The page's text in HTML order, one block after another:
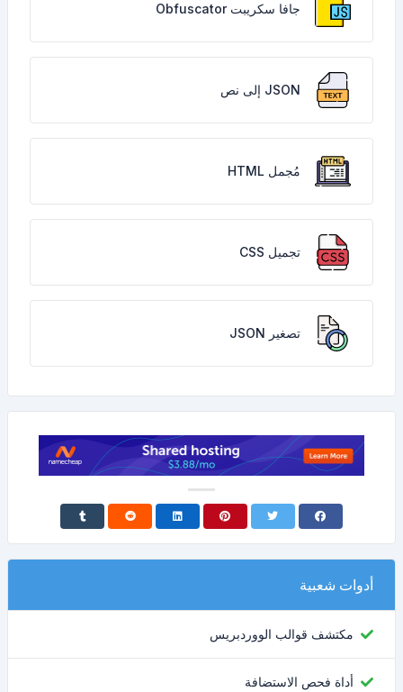
جافا سكريبت Obfuscator
JSON إلى نص
مُجمل HTML
تجميل CSS
تصغير JSON
أدوات شعبية
مكتشف قوالب الووردبريس
أداة فحص الاستضافة